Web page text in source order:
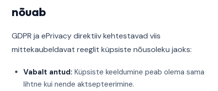
nõuab
GDPR ja ePrivacy direktiiv kehtestavad viis
mittekaubeldavat reeglit küpsiste nõusoleku jaoks:
Vabalt antud: Küpsiste keeldumine peab olema sama
lihtne kui nende aktsepteerimine.